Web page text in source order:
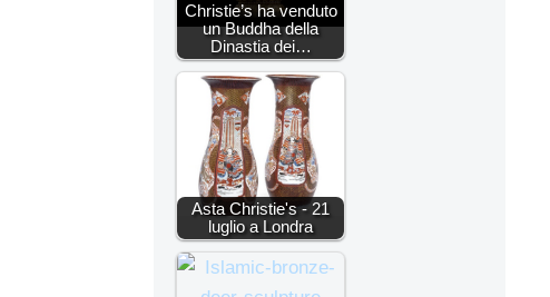
Christie’s ha venduto
un Buddha della
Dinastia dei…
Asta Christie's - 21
luglio a Londra